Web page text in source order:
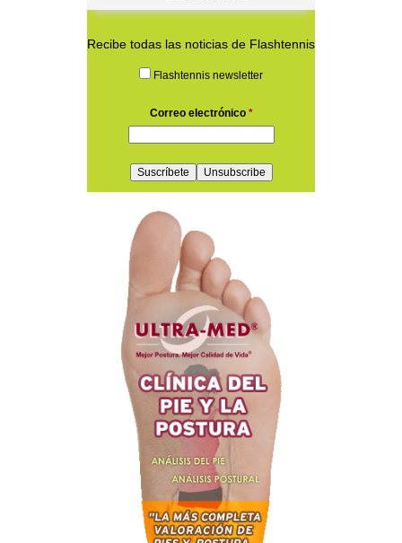
Recibe todas las noticias de Flashtennis
Flashtennis newsletter
Correo electrónico *